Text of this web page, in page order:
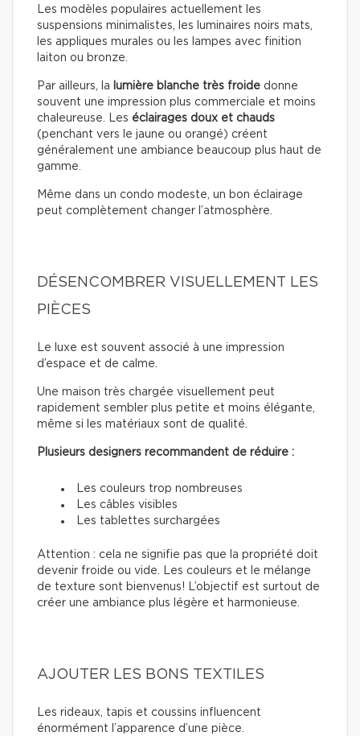
Les modèles populaires actuellement les
suspensions minimalistes, les luminaires noirs mats,
les appliques murales ou les lampes avec finition
laiton ou bronze.
Par ailleurs, la lumière blanche très froide donne
souvent une impression plus commerciale et moins
chaleureuse. Les éclairages doux et chauds
(penchant vers le jaune ou orangé) créent
généralement une ambiance beaucoup plus haut de
gamme.
Même dans un condo modeste, un bon éclairage
peut complètement changer l’atmosphère.
DÉSENCOMBRER VISUELLEMENT LES
PIÈCES
Le luxe est souvent associé à une impression
d’espace et de calme.
Une maison très chargée visuellement peut
rapidement sembler plus petite et moins élégante,
même si les matériaux sont de qualité.
Plusieurs designers recommandent de réduire :
Les couleurs trop nombreuses
Les câbles visibles
Les tablettes surchargées
Attention : cela ne signifie pas que la propriété doit
devenir froide ou vide. Les couleurs et le mélange
de texture sont bienvenus! L’objectif est surtout de
créer une ambiance plus légère et harmonieuse.
AJOUTER LES BONS TEXTILES
Les rideaux, tapis et coussins influencent
énormément l’apparence d’une pièce.